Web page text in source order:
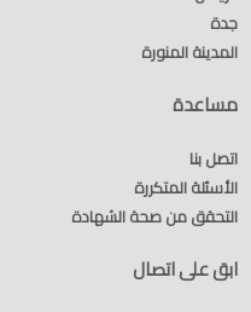
جدة
المدينة المنورة
مساعدة
اتصل بنا
الأسئلة المتكررة
التحقق من صحة الشهادة
ابق على اتصال